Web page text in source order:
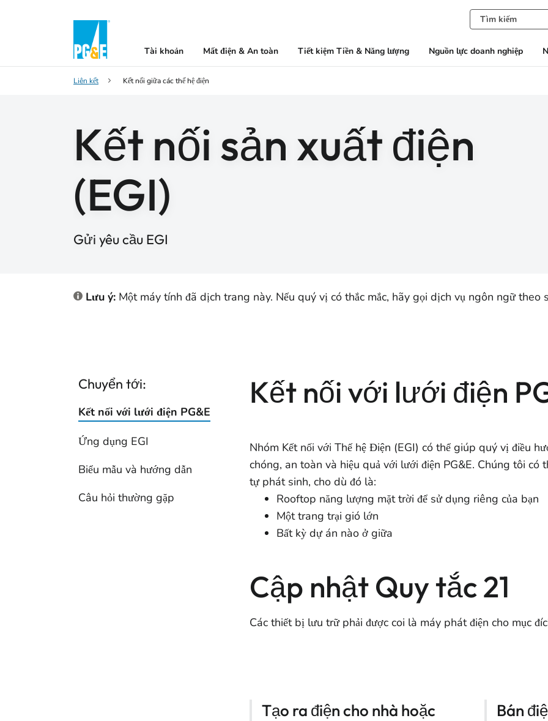
Tài khoản Mất điện & An toàn Tiết kiệm Tiền & Năng lượng Nguồn lực doanh nghiệp
Liên kết Kết nối giữa các thế hệ điện
Kết nối sản xuất điện
(EGI)
Gửi yêu cầu EGI
Lưu ý: Một máy tính đã dịch trang này. Nếu quý vị có thắc mắc, hãy gọi dịch vụ ngôn ngữ theo
Chuyển tới:
Kết nối với lưới điện PG&E
Ứng dụng EGI
Biểu mẫu và hướng dẫn
Câu hỏi thường gặp
Kết nối với lưới điện
Nhóm Kết nối với Thế hệ Điện (EGI) có thể giúp quý vị điều
chóng, an toàn và hiệu quả với lưới điện PG&E. Chúng tôi có
tự phát sinh, cho dù đó là:
Rooftop năng lượng mặt trời để sử dụng riêng của bạn
Một trang trại gió lớn
Bất kỳ dự án nào ở giữa
Cập nhật Quy tắc 21
Các thiết bị lưu trữ phải được coi là máy phát điện cho mục
Tạo ra điện cho nhà hoặc
Bán